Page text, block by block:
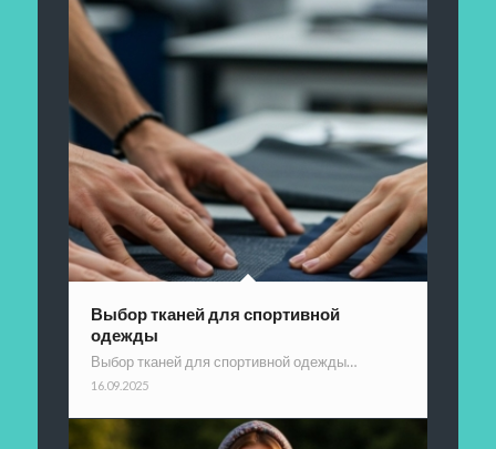
Выбор тканей для спортивной
одежды
Выбор тканей для спортивной одежды…
16.09.2025